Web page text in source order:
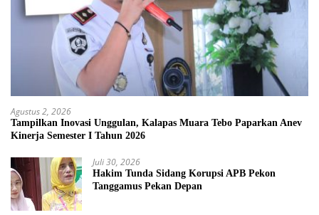
Agustus 2, 2026
Tampilkan Inovasi Unggulan, Kalapas Muara Tebo Paparkan Anev
Kinerja Semester I Tahun 2026
Juli 30, 2026
Hakim Tunda Sidang Korupsi APB Pekon
Tanggamus Pekan Depan